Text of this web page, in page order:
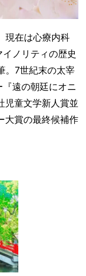
現在は心療内科
ノリティの歴史
。7世紀末の太宰
遠の朝廷にオニ
児童文学新人賞並
大賞の最終候補作